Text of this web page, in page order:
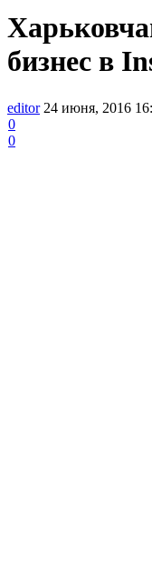
бизнес в
editor 24 июня, 2016
0
0